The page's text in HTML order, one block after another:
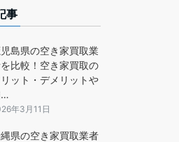
事
児島県の空き家買取業
比較！空き家買取の
リット・デメリットや
…
年3月11日
県の空き家買取業者